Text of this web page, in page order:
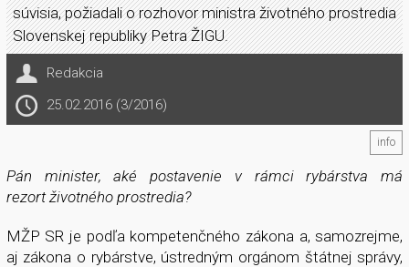
súvisia, požiadali o rozhovor ministra životného prostredia
Slovenskej republiky Petra ŽIGU.
Redakcia
25.02.2016 (3/2016)
info
Pán minister, aké postavenie v rámci rybárstva má
rezort životného prostredia?
MŽP SR je podľa kompetenčného zákona a, samozrejme,
aj zákona o rybárstve, ústredným orgánom štátnej správy,